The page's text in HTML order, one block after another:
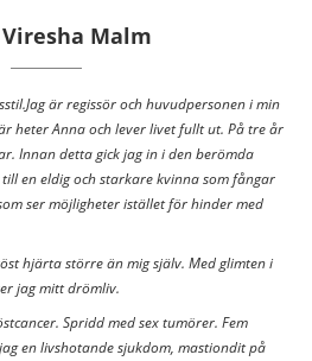
Malm
är regissör och huvudpersonen i min
heter Anna och lever livet fullt ut. På tre år
Innan detta gick jag in i den berömda
en eldig och starkare kvinna som fångar
ser möjligheter istället för hinder med
hjärta större än mig själv. Med glimten i
jag mitt drömliv.
Spridd med sex tumörer. Fem
en livshotande sjukdom, mastiondit på